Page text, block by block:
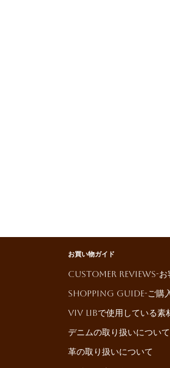
お買い物ガイド
Customer reviews-お
Shopping Guide-ご購入
ViV LiBで使用している素
デニムの取り扱いについて
革の取り扱いについて